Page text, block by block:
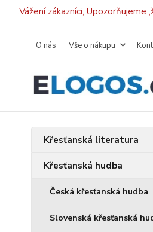
.Vážení zákazníci,
O nás Vše o nákupu
Křesťanská literatura
Křesťanská hudba
Česká křesťanská hudba
Slovenská křesťanská